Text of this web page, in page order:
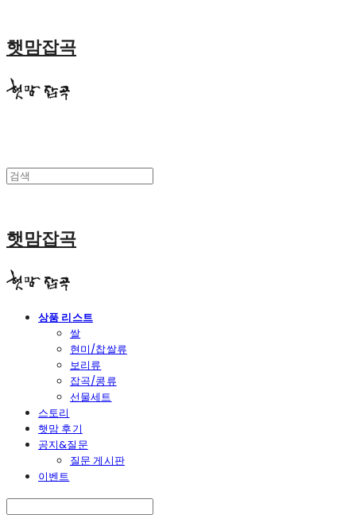
햇맘잡곡
햇맘잡곡
상품 리스트
쌀
현미/찹쌀류
보리류
잡곡/콩류
선물세트
스토리
햇맘 후기
공지&질문
질문 게시판
이벤트